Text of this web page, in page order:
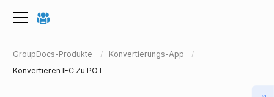
GroupDocs-Produkte
Konvertierungs-App
Konvertieren IFC Zu POT